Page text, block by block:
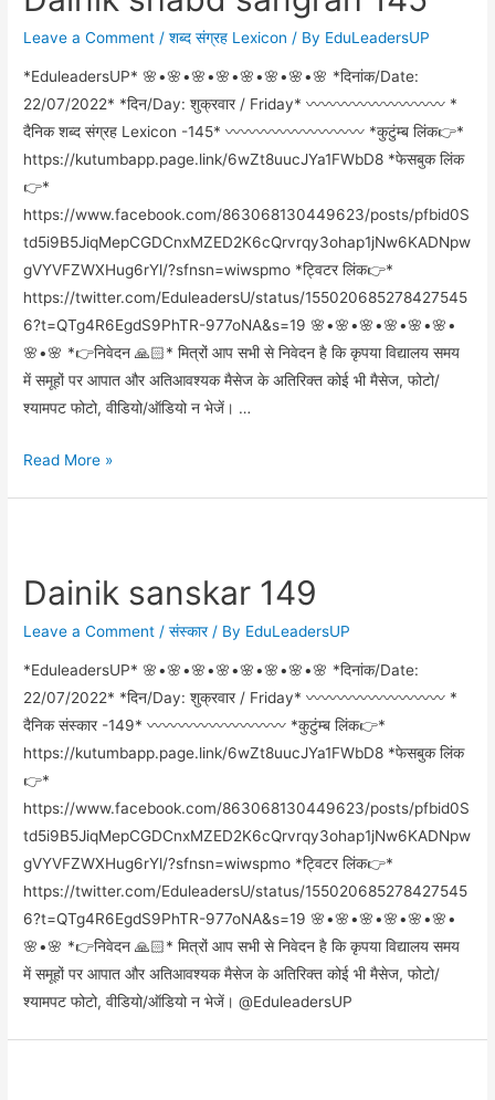
Leave a Comment /शब्द संग्रह Lexicon / By EduLeadersUP
*EduleadersUP* 🌸•🌸•🌸•🌸•🌸•🌸•🌸•🌸 *दिनांक/Date:
22/07/2022* *दिन/Day: शुक्रवार / Friday* 〰️〰️〰️〰️〰️〰️〰️〰️〰️ *
दैनिक शब्द संग्रह Lexicon -145* 〰️〰️〰️〰️〰️〰️〰️〰️〰️ *कुटुंम्ब लिंक👉*
https://kutumbapp.page.link/6wZt8uucJYa1FWbD8 *फेसबुक लिंक
👉*
https://www.facebook.com/863068130449623/posts/pfbid0S
td5i9B5JiqMepCGDCnxMZED2K6cQrvrqy3ohap1jNw6KADNpw
gVYVFZWXHug6rYl/?sfnsn=wiwspmo *ट्विटर लिंक👉*
https://twitter.com/EduleadersU/status/155020685278427545
6?t=QTg4R6EgdS9PhTR-977oNA&s=19 🌸•🌸•🌸•🌸•🌸•🌸•
🌸•🌸 *👉निवेदन 🙏🏻* मित्रों आप सभी से निवेदन है कि कृपया विद्यालय समय
में समूहों पर आपात और अतिआवश्यक मैसेज के अतिरिक्त कोई भी मैसेज, फोटो/
श्यामपट फोटो, वीडियो/ऑडियो न भेजें। …
Read More »
Dainik sanskar 149
Leave a Comment /संस्कार/ By EduLeadersUP
*EduleadersUP* 🌸•🌸•🌸•🌸•🌸•🌸•🌸•🌸 *दिनांक/Date:
22/07/2022* *दिन/Day: शुक्रवार / Friday* 〰️〰️〰️〰️〰️〰️〰️〰️〰️ *
दैनिक संस्कार -149* 〰️〰️〰️〰️〰️〰️〰️〰️〰️ *कुटुंम्ब लिंक👉*
https://kutumbapp.page.link/6wZt8uucJYa1FWbD8 *फेसबुक लिंक
👉*
https://www.facebook.com/863068130449623/posts/pfbid0S
td5i9B5JiqMepCGDCnxMZED2K6cQrvrqy3ohap1jNw6KADNpw
gVYVFZWXHug6rYl/?sfnsn=wiwspmo *ट्विटर लिंक👉*
https://twitter.com/EduleadersU/status/155020685278427545
6?t=QTg4R6EgdS9PhTR-977oNA&s=19 🌸•🌸•🌸•🌸•🌸•🌸•
🌸•🌸 *👉निवेदन 🙏🏻* मित्रों आप सभी से निवेदन है कि कृपया विद्यालय समय
में समूहों पर आपात और अतिआवश्यक मैसेज के अतिरिक्त कोई भी मैसेज, फोटो/
श्यामपट फोटो, वीडियो/ऑडियो न भेजें। @EduleadersUP